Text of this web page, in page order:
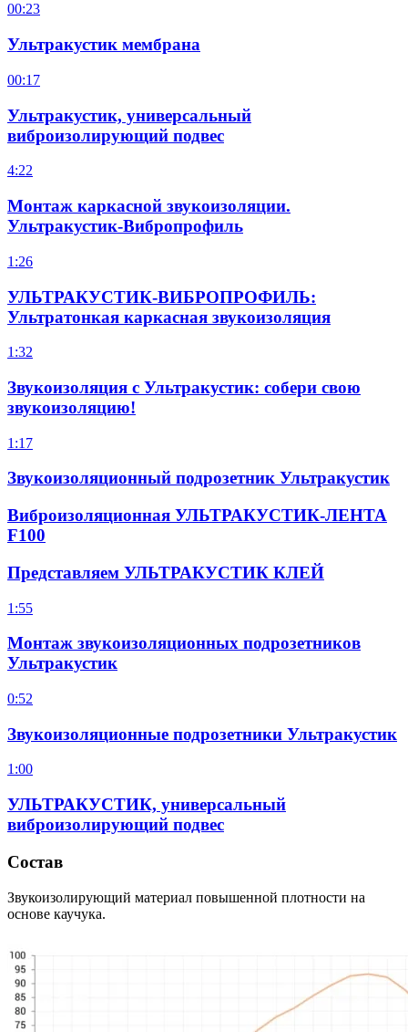
00:23
Ультракустик мембрана
00:17
Ультракустик, универсальный
виброизолирующий подвес
4:22
Монтаж каркасной звукоизоляции.
Ультракустик-Вибропрофиль
1:26
УЛЬТРАКУСТИК-ВИБРОПРОФИЛЬ:
Ультратонкая каркасная звукоизоляция
1:32
Звукоизоляция с Ультракустик: собери свою
звукоизоляцию!
1:17
Звукоизоляционный подрозетник Ультракустик
Виброизоляционная УЛЬТРАКУСТИК-ЛЕНТА
F100
Представляем УЛЬТРАКУСТИК КЛЕЙ
1:55
Монтаж звукоизоляционных подрозетников
Ультракустик
0:52
Звукоизоляционные подрозетники Ультракустик
1:00
УЛЬТРАКУСТИК, универсальный
виброизолирующий подвес
Состав
Звукоизолирующий материал повышенной плотности на
основе каучука.